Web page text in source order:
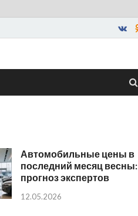
Автомобильные цены в
последний месяц весны:
прогноз экспертов
12.05.2026